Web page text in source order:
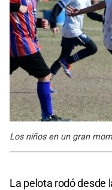
Los niños en un gran
La pelota rodó desde